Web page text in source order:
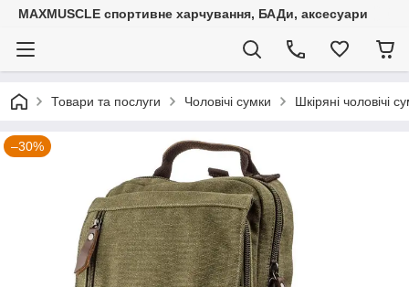
MAXMUSCLE спортивне харчування, БАДи, аксесуари
Товари та послуги Чоловічі сумки Шкіряні чоловічі
–30%